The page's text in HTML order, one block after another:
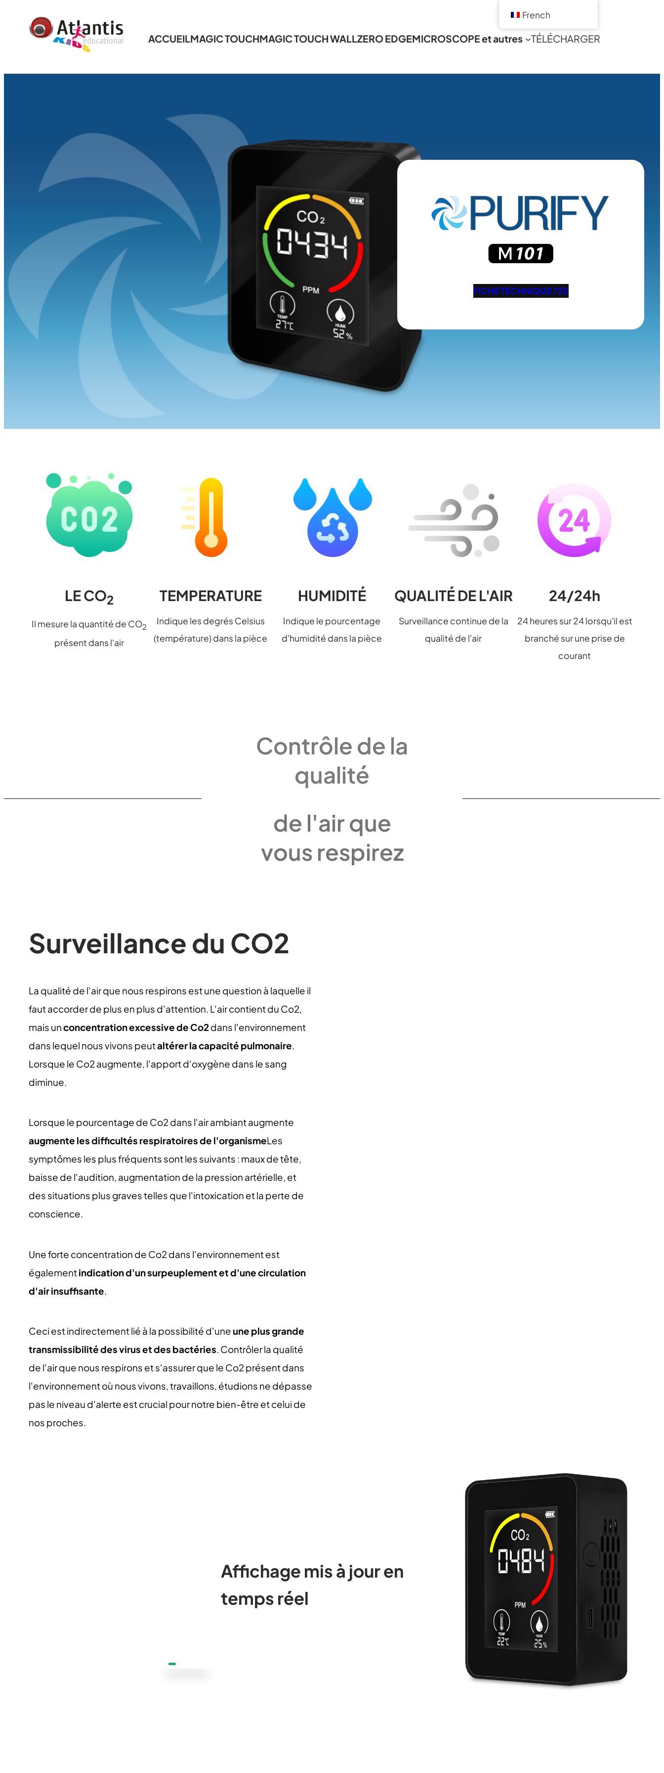
ACCUEILMAGIC TOUCHMAGIC TOUCH WALLZERO EDGEMICROSCOPE et autres TÉLÉCHARGER
FICHE TECHNIQUE 725
LE CO2
Il mesure la quantité de CO2
présent dans l'air
TEMPERATURE
Indique les degrés Celsius
(température) dans la pièce
HUMIDITÉ
Indique le pourcentage
d'humidité dans la pièce
QUALITÉ DE L'AIR
Surveillance continue de la
qualité de l'air
24/24h
24 heures sur 24 lorsqu'il est
branché sur une prise de
courant
Contrôle de la
qualité
de l'air que
vous respirez
Surveillance du CO2
La qualité de l'air que nous respirons est une question à laquelle il
faut accorder de plus en plus d'attention. L'air contient du Co2,
mais unconcentration excessive de Co2dans l'environnement
dans lequel nous vivons peutaltérer la capacité pulmonaire.
Lorsque le Co2 augmente, l'apport d'oxygène dans le sang
diminue.
Lorsque le pourcentage de Co2 dans l'air ambiant augmente
augmente les difficultés respiratoires de l'organismeLes
symptômes les plus fréquents sont les suivants : maux de tête,
baisse de l'audition, augmentation de la pression artérielle, et
des situations plus graves telles que l'intoxication et la perte de
conscience.
Une forte concentration de Co2 dans l'environnement est
égalementindication d'un surpeuplement et d'une circulation
d'air insuffisante
Ceci est indirectement lié à la possibilité d'une une plus grande
transmissibilité des virus et des bactéries. Contrôler la qualité
de l'air que nous respirons et s'assurer que le Co2 présent dans
l'environnement où nous vivons, travaillons, étudions ne dépasse
pas le niveau d'alerte est crucial pour notre bien-être et celui de
nos proches.
Affichage mis à jour en
temps réel
French